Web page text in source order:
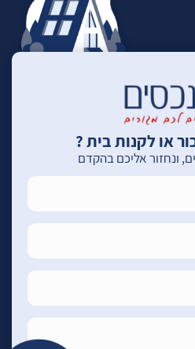
או לקנות בית ?
ונחזור אליכם בהקדם